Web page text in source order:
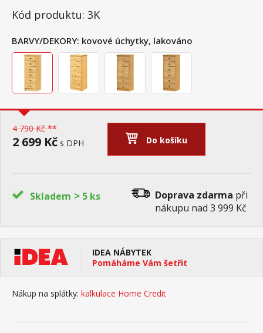
Kód produktu: 3K
BARVY/DEKORY: kovové úchytky, lakováno
4 790 Kč **
2 699 Kč s DPH Do košíku
Skladem > 5 ks Doprava zdarma při
nákupu nad 3 999 Kč
IDEA NÁBYTEK
Pomáháme Vám šetřit
Nákup na splátky: kalkulace Home Credit